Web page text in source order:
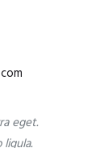
eget.